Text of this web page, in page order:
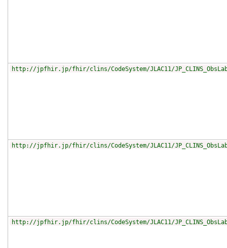
http://jpfhir.jp/fhir/clins/CodeSystem/JLAC11/
http://jpfhir.jp/fhir/clins/CodeSystem/JLAC11/
http://jpfhir.jp/fhir/clins/CodeSystem/JLAC11/